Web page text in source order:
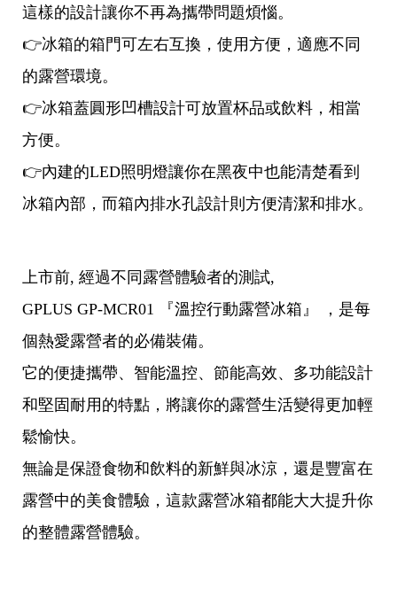
這樣的設計讓你不再為攜帶問題煩惱。
👉冰箱的箱門可左右互換，使用方便，適應不同
的露營環境。
👉冰箱蓋圓形凹槽設計可放置杯品或飲料，相當
方便。
👉內建的LED照明燈讓你在黑夜中也能清楚看到
冰箱內部，而箱內排水孔設計則方便清潔和排水。
上市前, 經過不同露營體驗者的測試,
GPLUS GP-MCR01 『溫控行動露營冰箱』 ，是每
個熱愛露營者的必備裝備。
它的便捷攜帶、智能溫控、節能高效、多功能設計
和堅固耐用的特點，將讓你的露營生活變得更加輕
鬆愉快。
無論是保證食物和飲料的新鮮與冰涼，還是豐富在
露營中的美食體驗，這款露營冰箱都能大大提升你
的整體露營體驗。